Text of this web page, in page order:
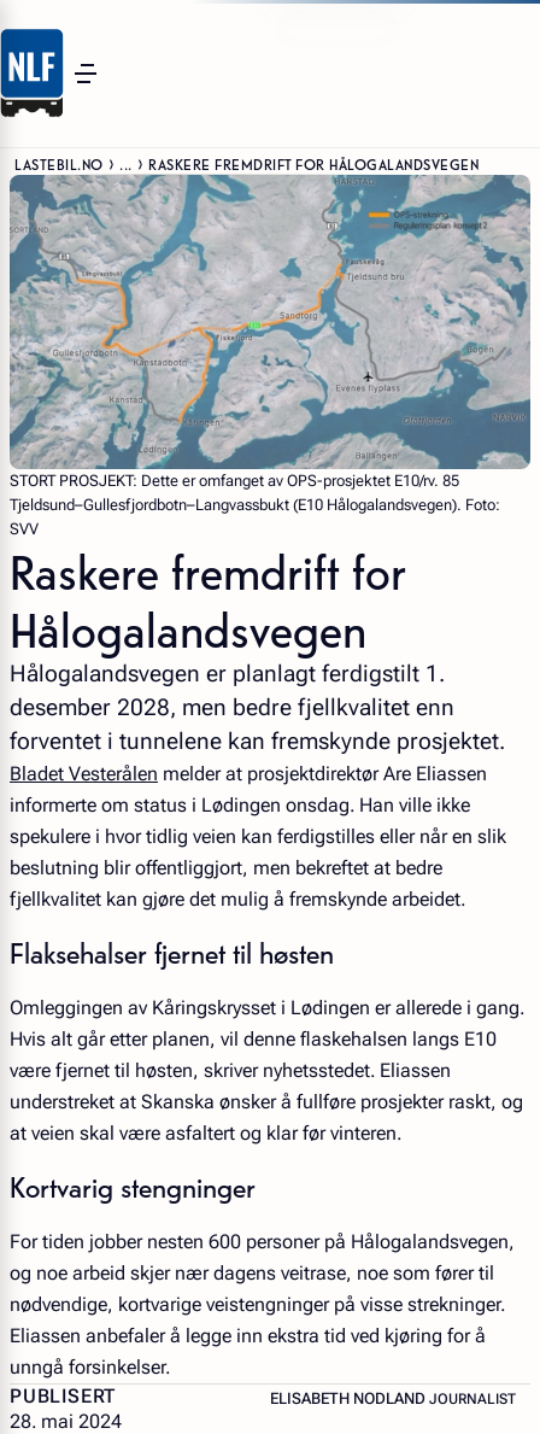
LASTEBIL.NO ... RASKERE FREMDRIFT FOR HÅLOGALANDSVEGEN
STORT PROSJEKT: Dette er omfanget av OPS-prosjektet E10/rv. 85
Tjeldsund–Gullesfjordbotn–Langvassbukt (E10 Hålogalandsvegen). Foto:
SVV
Raskere fremdrift for
Hålogalandsvegen
Hålogalandsvegen er planlagt ferdigstilt 1.
desember 2028, men bedre fjellkvalitet enn
forventet i tunnelene kan fremskynde prosjektet.
Bladet Vesterålen melder at prosjektdirektør Are Eliassen
informerte om status i Lødingen onsdag. Han ville ikke
spekulere i hvor tidlig veien kan ferdigstilles eller når en slik
beslutning blir offentliggjort, men bekreftet at bedre
fjellkvalitet kan gjøre det mulig å fremskynde arbeidet.
Flaksehalser fjernet til høsten
Omleggingen av Kåringskrysset i Lødingen er allerede i gang.
Hvis alt går etter planen, vil denne flaskehalsen langs E10
være fjernet til høsten, skriver nyhetsstedet. Eliassen
understreket at Skanska ønsker å fullføre prosjekter raskt, og
at veien skal være asfaltert og klar før vinteren.
Kortvarig stengninger
For tiden jobber nesten 600 personer på Hålogalandsvegen,
og noe arbeid skjer nær dagens veitrase, noe som fører til
nødvendige, kortvarige veistengninger på visse strekninger.
Eliassen anbefaler å legge inn ekstra tid ved kjøring for å
unngå forsinkelser.
PUBLISERT
28. mai 2024
ELISABETH NODLAND – JOURNALIST
JOURNALIST